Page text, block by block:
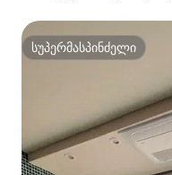
სუპერმასპინძელი
სუპერმასპინძელი